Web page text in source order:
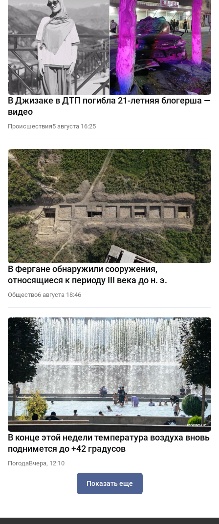
В Джизаке в ДТП погибла 21-летняя блогерша —
видео
Происшествия5 августа 16:25
В Фергане обнаружили сооружения,
относящиеся к периоду III века до н. э.
Общество6 августа 18:46
В конце этой недели температура воздуха вновь
поднимется до +42 градусов
ПогодаВчера, 12:10
Показать еще